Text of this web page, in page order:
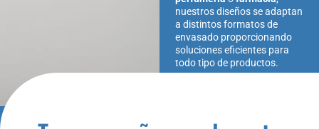
nuestros diseños se adaptan
a distintos formatos de
envasado proporcionando
soluciones eficientes para
todo tipo de productos.